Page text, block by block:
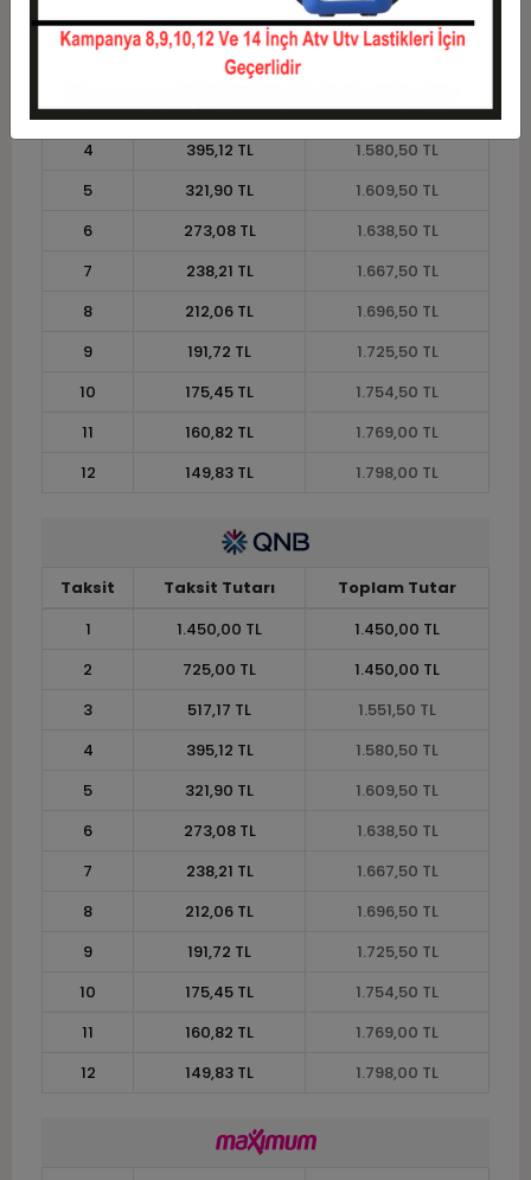
1
1.450,00 TL
1.450,00 TL
725,00 TL
3
517,17 TL
1.551,50 TL
4
395,12 TL
1.580,50 TL
5
321,90 TL
1.609,50 TL
6
273,08 TL
1.638,50 TL
7
238,21 TL
1.667,50 TL
8
212,06 TL
1.696,50 TL
9
191,72 TL
1.725,50 TL
10
175,45 TL
1.754,50 TL
11
160,82 TL
1.769,00 TL
12
149,83 TL 1.798,00 TL
Taksit Taksit Tutarı
Toplam Tutar
1
1.450,00 TL
1.450,00 TL
2
725,00 TL
1.450,00 TL
3
517,17 TL
1.551,50 TL
4
395,12 TL
1.580,50 TL
5
321,90 TL
1.609,50 TL
6
273,08 TL
1.638,50 TL
7
238,21 TL
1.667,50 TL
8
212,06 TL
1.696,50 TL
9
191,72 TL
1.725,50 TL
10
175,45 TL
1.754,50 TL
11
160,82 TL
1.769,00 TL
12
149,83 TL 1.798,00 TL